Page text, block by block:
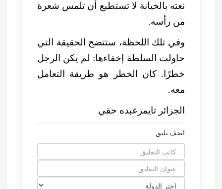
نعته بالخيانة لا تستطيع أن تلمس شعرة
من رأسه.
وفي تلك اللحظة، ستتضح الحقيقة التي
حاولت السلطة إخفاءها: لم يكن الرجل
خطرًا. كان الخطر هو طريقة التعامل
معه.
الجزائر تايمزعبده حقي
اضف تليق